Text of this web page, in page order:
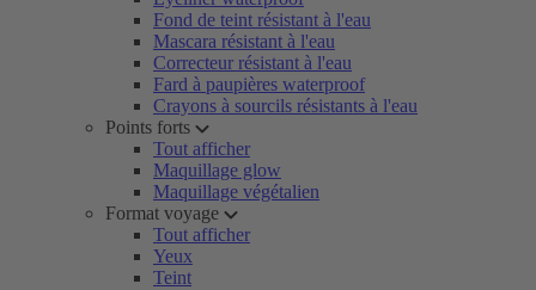
Fond de teint résistant à l'eau
Mascara résistant à l'eau
Correcteur résistant à l'eau
Fard à paupières waterproof
Crayons à sourcils résistants à l'eau
Points forts
Tout afficher
Maquillage glow
Maquillage végétalien
Format voyage
Tout afficher
Yeux
Teint